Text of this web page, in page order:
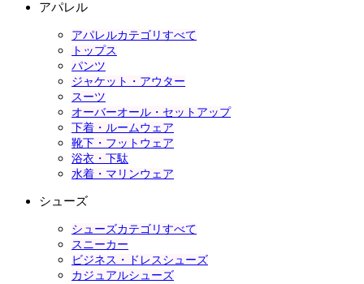
アパレル
アパレルカテゴリすべて
トップス
パンツ
ジャケット・アウター
スーツ
オーバーオール・セットアップ
下着・ルームウェア
靴下・フットウェア
浴衣・下駄
水着・マリンウェア
シューズ
シューズカテゴリすべて
スニーカー
ビジネス・ドレスシューズ
カジュアルシューズ